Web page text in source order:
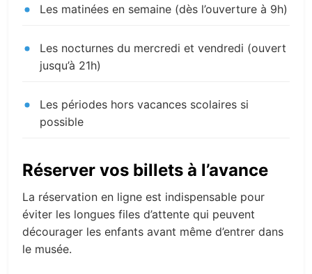
Les matinées en semaine (dès l’ouverture à 9h)
Les nocturnes du mercredi et vendredi (ouvert
jusqu’à 21h)
Les périodes hors vacances scolaires si
possible
Réserver vos billets à l’avance
La réservation en ligne est indispensable pour
éviter les longues files d’attente qui peuvent
décourager les enfants avant même d’entrer dans
le musée.